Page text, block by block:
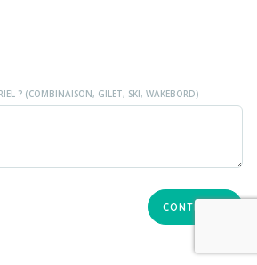
? (COMBINAISON, GILET, SKI, WAKEBORD)
CONTINUER